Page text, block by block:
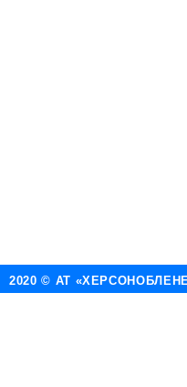
2020 © АТ